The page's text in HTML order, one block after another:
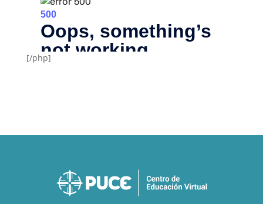
[/php]